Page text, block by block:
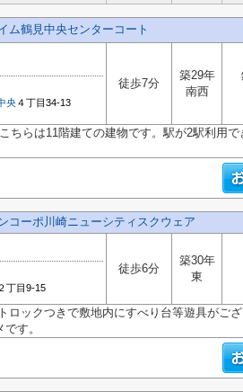
ム鶴見中央センターコート
央４丁目34-13
徒歩7分
築29年
南西
ちらは11階建ての建物です。駅が2駅利用
コーポ川崎ニューシティスクウェア
２丁目9-15
徒歩6分
築30年
東
ロックつきで敷地内にすべり台等遊具がご
す。